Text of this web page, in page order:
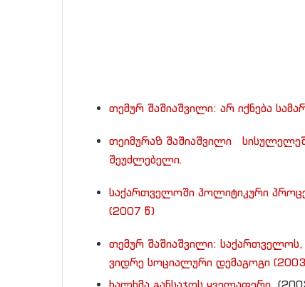
თემურ შაშიაშვილი: არ იქნება
თეიმურაზ შაშიაშვილი
შეუძლებელი.
საქართველოში პოლიტიკური
(2007 წ)
თემურ შაშიაშვილი:
ვიდრე სოციალური დემაგოგი